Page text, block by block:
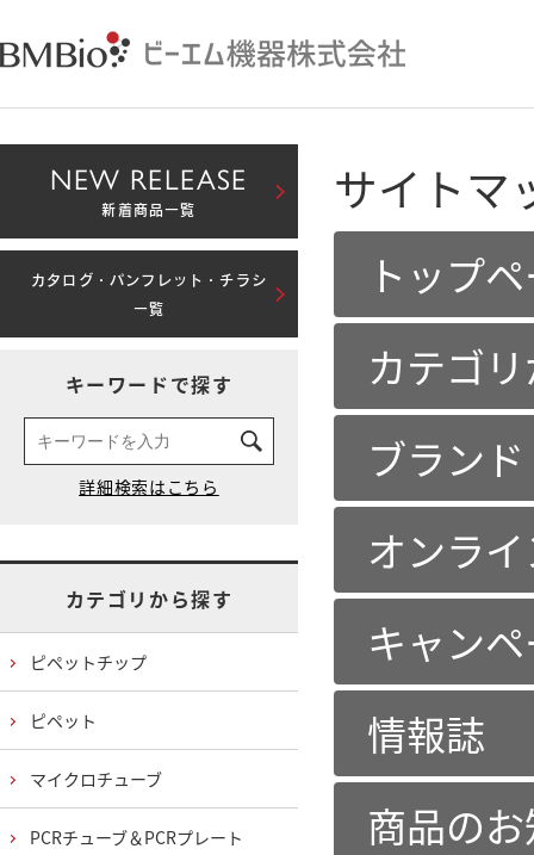
サイトマ
トップ
カテゴ
ブラン
オンラ
キャン
情報誌
商品の
NEW RELEASE
新着商品一覧
カタログ・パンフレット・チラシ
一覧
キーワードで探す
カテゴリから探す
ピペットチップ
ピペット
マイクロチューブ
PCRチューブ＆PCRプレート